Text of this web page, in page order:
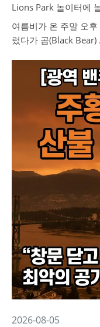
Lions Park 놀이터에
여름비가 온 주말 오
렀다가 곰(Black Bear)
2026-08-05